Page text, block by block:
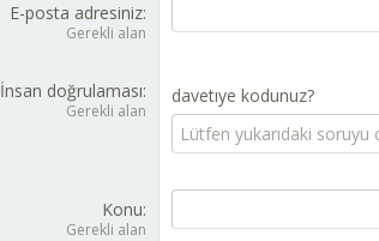
E-posta adresiniz
Gerekli alan
İnsan doğrulaması
Gerekli alan
davetıye kodunuz?
Konu
Gerekli alan